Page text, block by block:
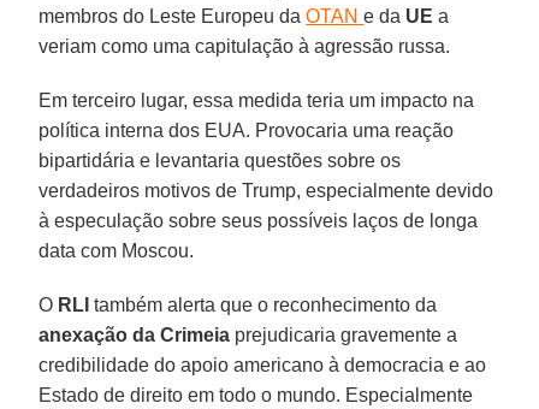
membros do Leste Europeu daOTANe da UE a
veriam como uma capitulação à agressão russa.
Em terceiro lugar, essa medida teria um impacto na
política interna dos EUA. Provocaria uma reação
bipartidária e levantaria questões sobre os
verdadeiros motivos de Trump, especialmente devido
à especulação sobre seus possíveis laços de longa
data com Moscou.
O RLI também alerta que o reconhecimento da
anexação da Crimeia prejudicaria gravemente a
credibilidade do apoio americano à democracia e ao
Estado de direito em todo o mundo. Especialmente